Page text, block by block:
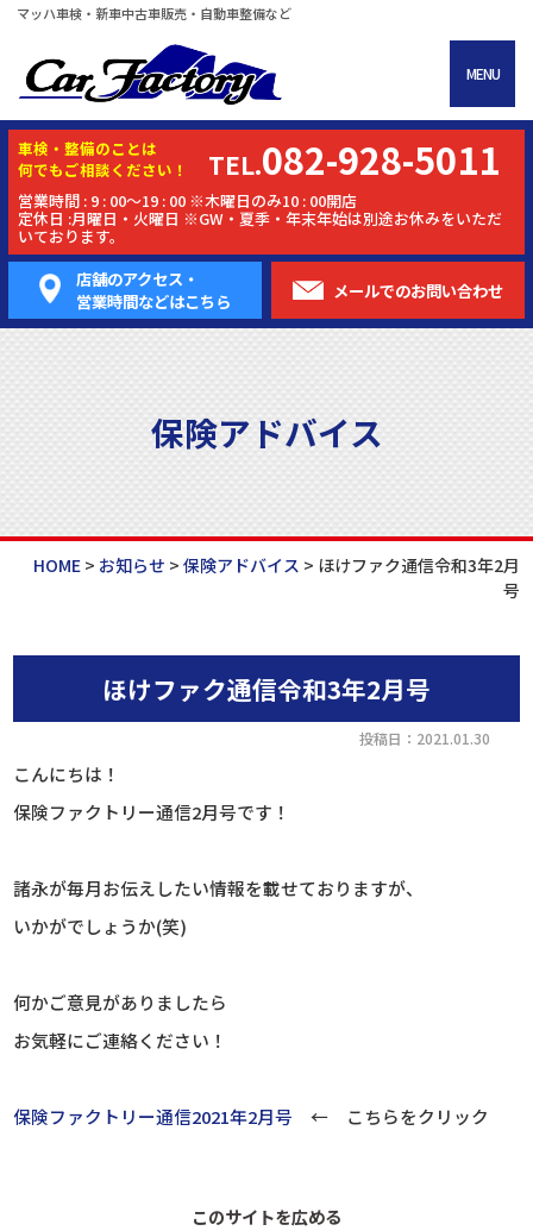
マッハ車検・新車中古車販売・自動車整備など
MENU
車検・ 整備のことは
何でもご相談ください！
TEL.082-928-5011
営業時間 : 9 : 00～19 : 00 ※木曜日のみ10 : 00開店
定休日 :月曜日・火曜日 ※GW・夏季・年末年始は別途お休みをいただ
いております。
店舗のアクセス・
営業時間などはこちら
メールでのお問い合わせ
保険アドバイス
HOME> お知らせ > 保険アドバイス > ほけファク通信令和3年2月
号
ほけファク通信令和3年2月号
投稿日：2021.01.30
こんにちは！
保険ファクトリー通信2月号です！
諸永が毎月お伝えしたい情報を載せておりますが、
いかがでしょうか(笑)
何かご意見がありましたら
お気軽にご連絡ください！
保険ファクトリー通信2021年2月号 ← こちらをクリック
このサイトを広める